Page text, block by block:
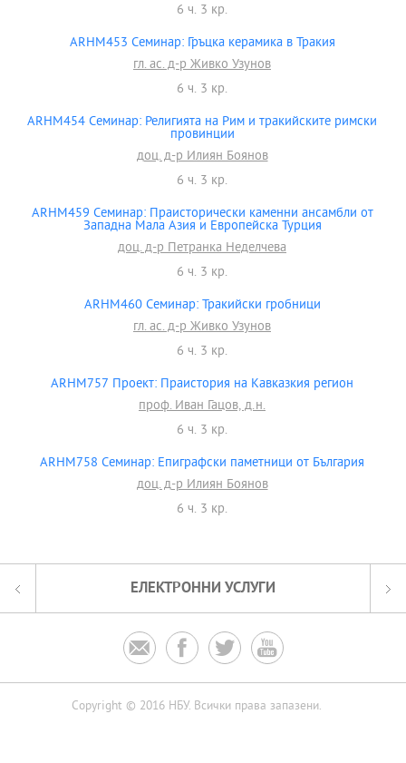
6 ч. 3 кр.
ARHM453 Семинар: Гръцка керамика в Тракия
гл. ас. д-р Живко Узунов
6 ч. 3 кр.
ARHM454 Семинар: Религията на Рим и тракийските римски
провинции
доц. д-р Илиян Боянов
6 ч. 3 кр.
ARHM459 Семинар: Праисторически каменни ансамбли от
Западна Мала Азия и Европейска Турция
доц. д-р Петранка Неделчева
6 ч. 3 кр.
ARHM460 Семинар: Тракийски гробници
гл. ас. д-р Живко Узунов
6 ч. 3 кр.
ARHM757 Проект: Праистория на Кавказкия регион
проф. Иван Гацов, д.н.
6 ч. 3 кр.
ARHM758 Семинар: Епиграфски паметници от България
доц. д-р Илиян Боянов
6 ч. 3 кр.
ЕЛЕКТРОННИ УСЛУГИ
   
Copyright © 2016 НБУ. Всички права запазени.